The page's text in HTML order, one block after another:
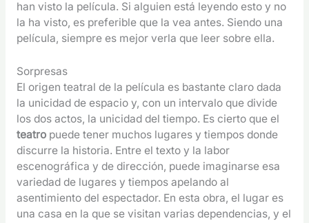
han visto la película. Si alguien está leyendo esto y no
la ha visto, es preferible que la vea antes. Siendo una
película, siempre es mejor verla que leer sobre ella.
Sorpresas
El origen teatral de la película es bastante claro dada
la unicidad de espacio y, con un intervalo que divide
los dos actos, la unicidad del tiempo. Es cierto que el
teatropuede tener muchos lugares y tiempos donde
discurre la historia. Entre el texto y la labor
escenográfica y de dirección, puede imaginarse esa
variedad de lugares y tiempos apelando al
asentimiento del espectador. En esta obra, el lugar es
una casa en la que se visitan varias dependencias, y el